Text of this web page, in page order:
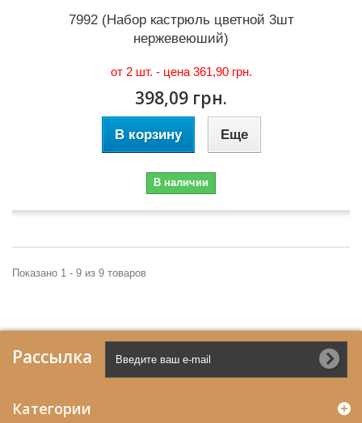
7992 (Набор кастрюль цветной 3шт
нержевеюший)
от 2 шт. - цена 361,90 грн.
398,09 грн.
В корзину Еще
В наличии
Показано 1 - 9 из 9 товаров
Рассылка
Категории